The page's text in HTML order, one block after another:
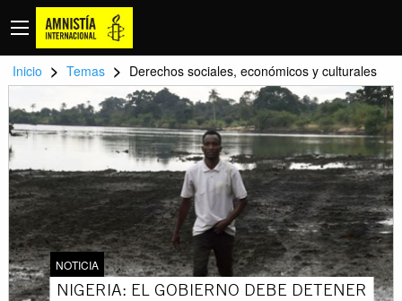
Inicio > Temas > Derechos sociales, económicos y culturales
NOTICIA
NIGERIA: EL GOBIERNO DEBE DETENER